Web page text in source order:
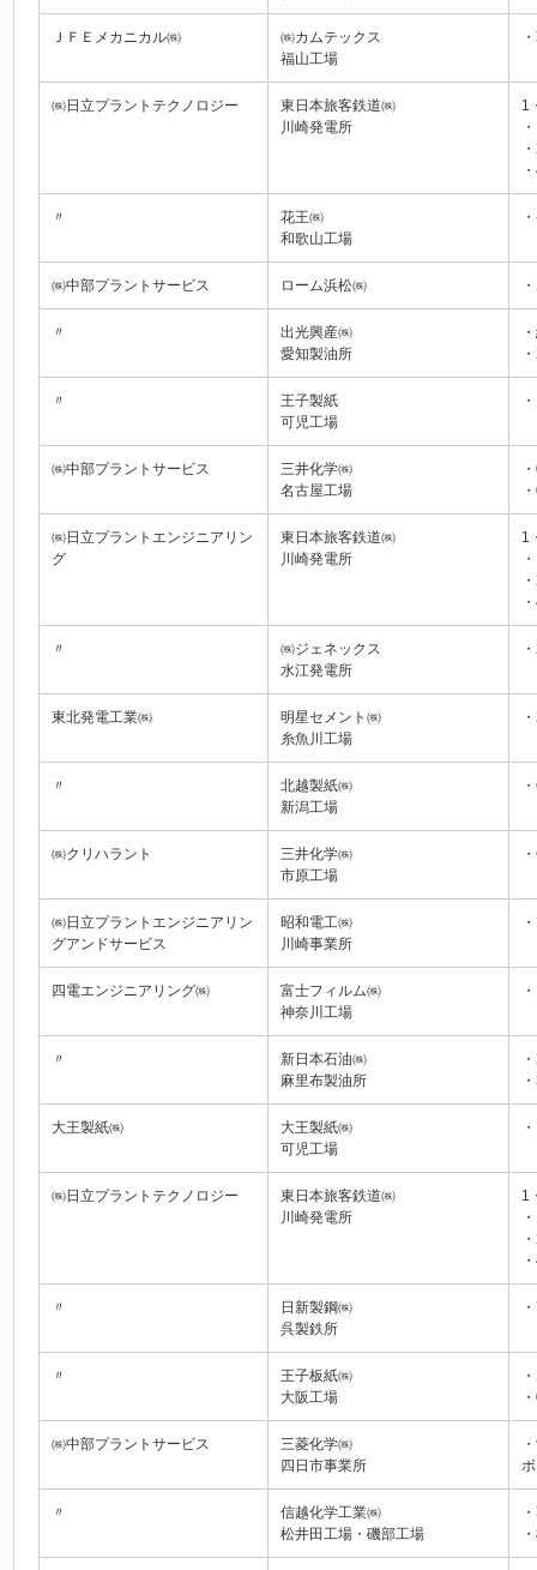
ＪＦＥメカニカル㈱
㈱カムテックス
福山工場
㈱日立プラントテクノロジー
東日本旅客鉄道㈱
川崎発電所
1
〃
花王㈱
和歌山工場
㈱中部プラントサービス ローム浜松㈱
〃
出光興産㈱
愛知製油所
〃
王子製紙
可児工場
㈱中部プラントサービス
三井化学㈱
名古屋工場
㈱日立プラントエンジニアリン
グ
東日本旅客鉄道㈱
川崎発電所
1
〃
㈱ジェネックス
水江発電所
東北発電工業㈱
明星セメント㈱
糸魚川工場
〃
北越製紙㈱
新潟工場
㈱クリハラント
三井化学㈱
市原工場
㈱日立プラントエンジニアリン
グアンドサービス
昭和電工㈱
川崎事業所
四電エンジニアリング㈱
富士フィルム㈱
神奈川工場
〃
新日本石油㈱
麻里布製油所
大王製紙㈱
大王製紙㈱
可児工場
㈱日立プラントテクノロジー
東日本旅客鉄道㈱
川崎発電所
1
〃
日新製鋼㈱
呉製鉄所
〃
王子板紙㈱
大阪工場
㈱中部プラントサービス
三菱化学㈱
四日市事業所
〃
信越化学工業㈱
松井田工場・磯部工場